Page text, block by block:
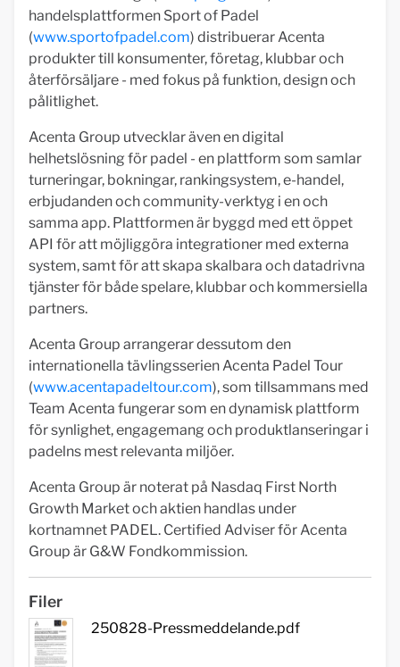
handelsplattformen Sport of Padel
(www.sportofpadel.com) distribuerar Acenta
produkter till konsumenter, företag, klubbar och
återförsäljare - med fokus på funktion, design och
pålitlighet.
Acenta Group utvecklar även en digital
helhetslösning för padel - en plattform som samlar
turneringar, bokningar, rankingsystem, e-handel,
erbjudanden och community-verktyg i en och
samma app. Plattformen är byggd med ett öppet
API för att möjliggöra integrationer med externa
system, samt för att skapa skalbara och datadrivna
tjänster för både spelare, klubbar och kommersiella
partners.
Acenta Group arrangerar dessutom den
internationella tävlingsserien Acenta Padel Tour
(www.acentapadeltour.com), som tillsammans med
Team Acenta fungerar som en dynamisk plattform
för synlighet, engagemang och produktlanseringar i
padelns mest relevanta miljöer.
Acenta Group är noterat på Nasdaq First North
Growth Market och aktien handlas under
kortnamnet PADEL. Certified Adviser för Acenta
Group är G&W Fondkommission.
Filer
250828-Pressmeddelande.pdf